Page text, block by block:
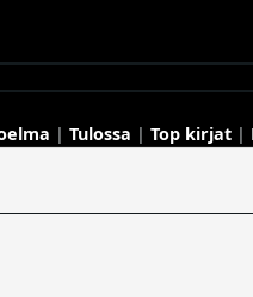
| Tulossa | Top kirjat |